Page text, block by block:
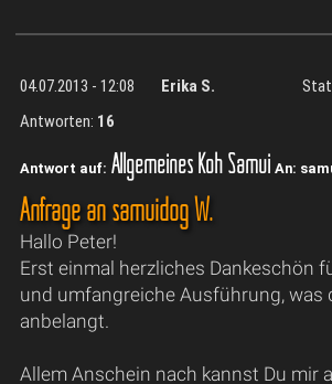
04.07.2013 - 12:08 Erika S.
Antworten: 16
Antwort auf: Allgemeines Koh Samui An:
Anfrage an samuidog W.
Hallo Peter!
Erst einmal herzliches Dankeschön
und umfangreiche Ausführung, was
anbelangt.
Allem Anschein nach kannst Du mir